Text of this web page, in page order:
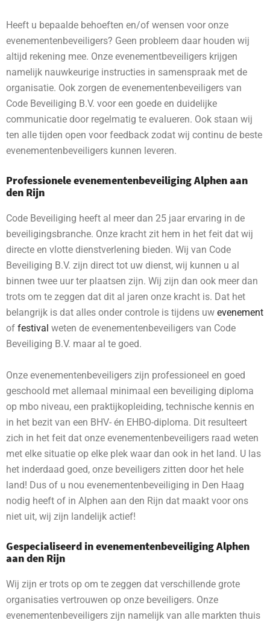
Heeft u bepaalde behoeften en/of wensen voor onze
evenementenbeveiligers? Geen probleem daar houden wij
altijd rekening mee. Onze evenementbeveiligers krijgen
namelijk nauwkeurige instructies in samenspraak met de
organisatie. Ook zorgen de evenementenbeveiligers van
Code Beveiliging B.V. voor een goede en duidelijke
communicatie door regelmatig te evalueren. Ook staan wij
ten alle tijden open voor feedback zodat wij continu de beste
evenementenbeveiligers kunnen leveren.
Professionele evenementenbeveiliging Alphen aan
den Rijn
Code Beveiliging heeft al meer dan 25 jaar ervaring in de
beveiligingsbranche. Onze kracht zit hem in het feit dat wij
directe en vlotte dienstverlening bieden. Wij van Code
Beveiliging B.V. zijn direct tot uw dienst, wij kunnen u al
binnen twee uur ter plaatsen zijn. Wij zijn dan ook meer dan
trots om te zeggen dat dit al jaren onze kracht is. Dat het
belangrijk is dat alles onder controle is tijdens uw evenement
of festival weten de evenementenbeveiligers van Code
Beveiliging B.V. maar al te goed.
Onze evenementenbeveiligers zijn professioneel en goed
geschoold met allemaal minimaal een beveiliging diploma
op mbo niveau, een praktijkopleiding, technische kennis en
in het bezit van een BHV- én EHBO-diploma. Dit resulteert
zich in het feit dat onze evenementenbeveiligers raad weten
met elke situatie op elke plek waar dan ook in het land. U las
het inderdaad goed, onze beveiligers zitten door het hele
land! Dus of u nou evenementenbeveiliging in Den Haag
nodig heeft of in Alphen aan den Rijn dat maakt voor ons
niet uit, wij zijn landelijk actief!
Gespecialiseerd in evenementenbeveiliging Alphen
aan den Rijn
Wij zijn er trots op om te zeggen dat verschillende grote
organisaties vertrouwen op onze beveiligers. Onze
evenementenbeveiligers zijn namelijk van alle markten thuis